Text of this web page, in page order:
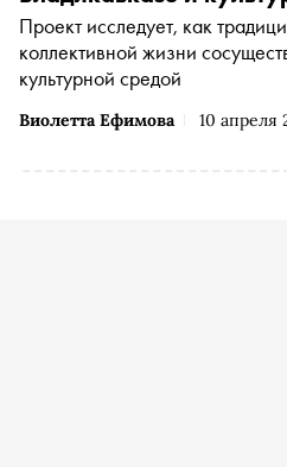
Виолетта Ефимова 10 апреля
Проект исследует, как
коллективной жизни
культурной средой